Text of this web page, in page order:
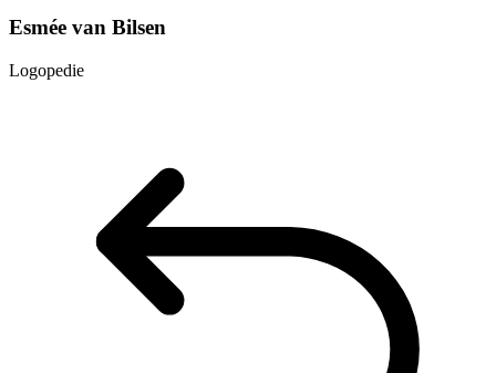
Esmée van Bilsen
Logopedie